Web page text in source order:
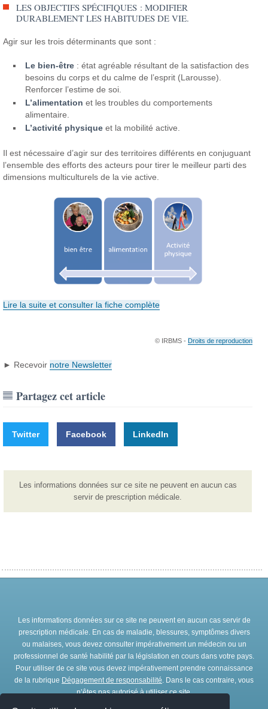
LES OBJECTIFS SPÉCIFIQUES : MODIFIER
DURABLEMENT LES HABITUDES DE VIE.
Agir sur les trois déterminants que sont :
Le bien-être : état agréable résultant de la satisfaction des
besoins du corps et du calme de l’esprit (Larousse).
Renforcer l’estime de soi.
L’alimentation et les troubles du comportements
alimentaire.
L’activité physique et la mobilité active.
Il est nécessaire d’agir sur des territoires différents en conjuguant
l’ensemble des efforts des acteurs pour tirer le meilleur parti des
dimensions multiculturels de la vie active.
Lire la suite et consulter la fiche complète
© IRBMS - Droits de reproduction
► Recevoir notre Newsletter
Partagez cet article
Twitter Facebook LinkedIn
Les informations données sur ce site ne peuvent en aucun cas
servir de prescription médicale.
Les informations données sur ce site ne peuvent en aucun cas servir de
prescription médicale. En cas de maladie, blessures, symptômes divers
ou malaises, vous devez consulter impérativement un médecin ou un
professionnel de santé habilité par la législation en cours dans votre pays.
Pour utiliser de ce site vous devez impérativement prendre connaissance
de la rubrique Dégagement de responsabilité. Dans le cas contraire, vous
n’êtes pas autorisé à utiliser ce site.